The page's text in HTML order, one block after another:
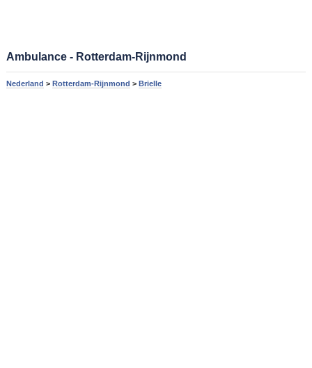
Ambulance - Rotterdam-Rijnmond
Nederland > Rotterdam-Rijnmond > Brielle